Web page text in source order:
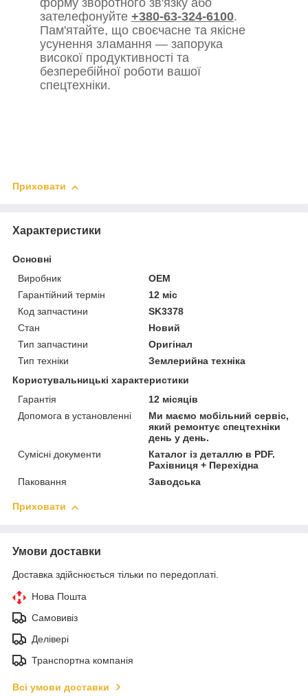
форму зворотного зв'язку або
зателефонуйте +380-63-324-6100.
Пам'ятайте, що своєчасне та якісне
усунення зламання — запорука
високої продуктивності та
безперебійної роботи вашої
спецтехніки.
Приховати
Характеристики
Основні
Виробник
OEM
Гарантійний термін
12 міс
Код запчастини
SK3378
Стан
Новий
Тип запчастини
Оригінал
Тип техніки
Землерийна техніка
Користувальницькі характеристики
Гарантія
12 місяців
Допомога в установленні
Ми маємо мобільний сервіс,
який ремонтує спецтехніки
день у день.
Сумісні документи
Каталог із деталлю в PDF.
Рахівниця + Перехідна
Паковання
Заводська
Приховати
Умови доставки
Доставка здійснюється тільки по передоплаті.
Нова Пошта
Самовивіз
Делівері
Транспортна компанія
Всі умови доставки